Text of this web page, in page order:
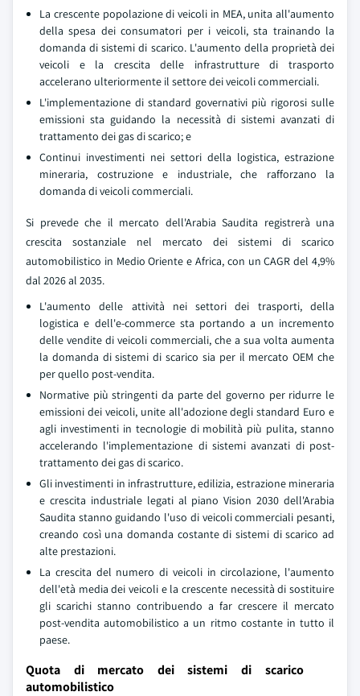
La crescente popolazione di veicoli in MEA, unita all'aumento
della spesa dei consumatori per i veicoli, sta trainando la
domanda di sistemi di scarico. L'aumento della proprietà dei
veicoli e la crescita delle infrastrutture di trasporto
accelerano ulteriormente il settore dei veicoli commerciali.
L'implementazione di standard governativi più rigorosi sulle
emissioni sta guidando la necessità di sistemi avanzati di
trattamento dei gas di scarico; e
Continui investimenti nei settori della logistica, estrazione
mineraria, costruzione e industriale, che rafforzano la
domanda di veicoli commerciali.
Si prevede che il mercato dell'Arabia Saudita registrerà una
crescita sostanziale nel mercato dei sistemi di scarico
automobilistico in Medio Oriente e Africa, con un CAGR del 4,9%
dal 2026 al 2035.
L'aumento delle attività nei settori dei trasporti, della
logistica e dell'e-commerce sta portando a un incremento
delle vendite di veicoli commerciali, che a sua volta aumenta
la domanda di sistemi di scarico sia per il mercato OEM che
per quello post-vendita.
Normative più stringenti da parte del governo per ridurre le
emissioni dei veicoli, unite all'adozione degli standard Euro e
agli investimenti in tecnologie di mobilità più pulita, stanno
accelerando l'implementazione di sistemi avanzati di post-
trattamento dei gas di scarico.
Gli investimenti in infrastrutture, edilizia, estrazione mineraria
e crescita industriale legati al piano Vision 2030 dell'Arabia
Saudita stanno guidando l'uso di veicoli commerciali pesanti,
creando così una domanda costante di sistemi di scarico ad
alte prestazioni.
La crescita del numero di veicoli in circolazione, l'aumento
dell'età media dei veicoli e la crescente necessità di sostituire
gli scarichi stanno contribuendo a far crescere il mercato
post-vendita automobilistico a un ritmo costante in tutto il
paese.
Quota di mercato dei sistemi di scarico
automobilistico